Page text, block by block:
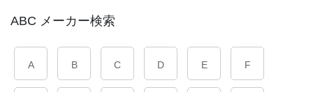
ABC メーカー検索
A B C D E F